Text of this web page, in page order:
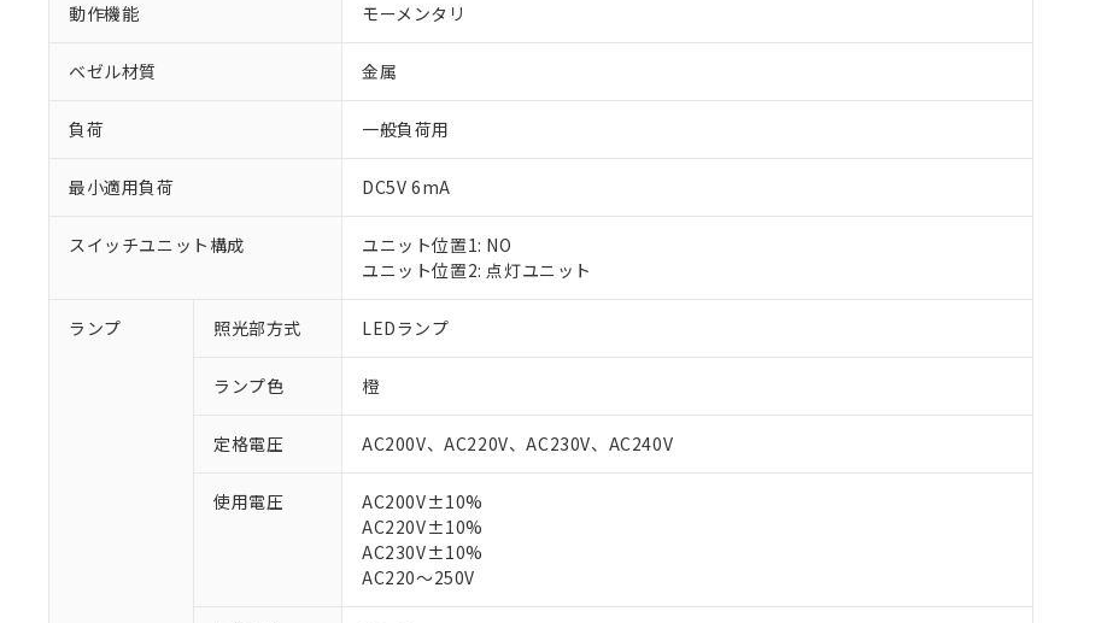
動作機能 モーメンタリ
ベゼル材質 金属
負荷 一般負荷用
最小適用負荷 DC5V 6mA
スイッチユニット構成
ユニット位置1: NO
ユニット位置2: 点灯ユニット
ランプ 照光部方式 LEDランプ
ランプ色 橙
定格電圧 AC200V、AC220V、AC230V、AC240V
使用電圧
AC200V±10%
AC220V±10%
AC230V±10%
AC220～250V
ご利用条件
以下の条件をお読みいただき、同意のうえご利用ください。
対応予定：EU RoHS指令（10物質）の非含有に対応した製品に切り替える予定のある商品
対応予定なし：EU RoHS指令（10物質）の非含有に非対応の商品で、対応品を出す予定は
調査・確認中：EU RoHS指令（10物質）の非含有の対応状況を調査中または確認中の商品
非該当品：ライセンス料など無形物で、有害物質有無と関係のない商品です。
仕入先様の事情により、非含有部品としていたものが、含有品と判明した場合などやむを得
があります。
※1 中国RoHS○×表